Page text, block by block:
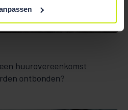
huurovereenkomst
ontbonden?